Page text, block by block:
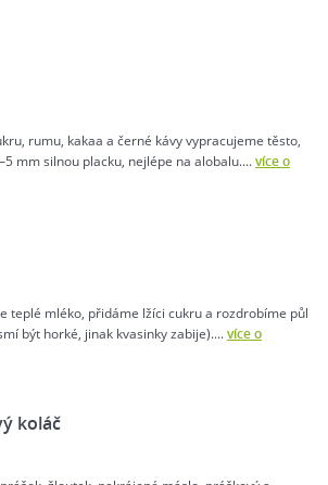
rumu, kakaa a černé kávy vypracujeme těsto,
mm silnou placku, nejlépe na alobalu....více o
teplé mléko, přidáme lžíci cukru a rozdrobíme půl
být horké, jinak kvasinky zabije)....více o
koláč